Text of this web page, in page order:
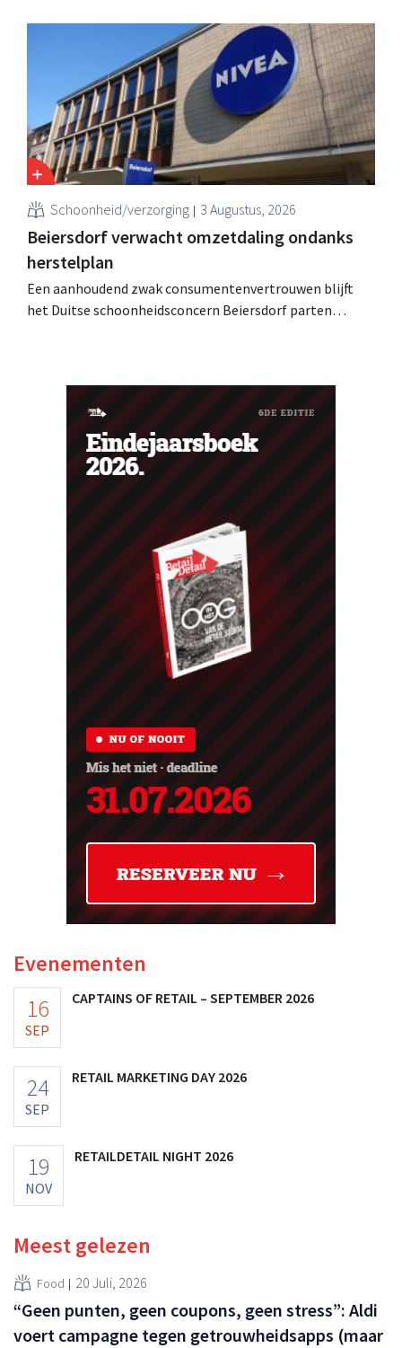
haarverzorging en wasmiddelen en voert de
overnameactiviteiten op.
Schoonheid/verzorging 3 Augustus, 2026
Beiersdorf verwacht omzetdaling ondanks
herstelplan
Een aanhoudend zwak consumentenvertrouwen blijft
het Duitse schoonheidsconcern Beiersdorf parten
Evenementen
16
SEP
CAPTAINS OF RETAIL – SEPTEMBER 2026
24
SEP
RETAIL MARKETING DAY 2026
19
NOV
RETAILDETAIL NIGHT 2026
Meest gelezen
Food 20 Juli, 2026
“Geen punten, geen coupons, geen stress”: Aldi
voert campagne tegen getrouwheidsapps (maar